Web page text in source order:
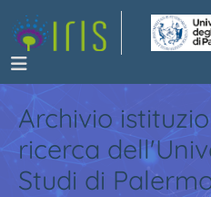
Archivio
ricerca
Studi di